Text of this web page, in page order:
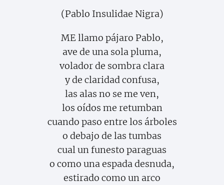
(Pablo Insulidae Nigra)
ME llamo pájaro Pablo,
ave de una sola pluma,
volador de sombra clara
y de claridad confusa,
las alas no se me ven,
los oídos me retumban
cuando paso entre los árboles
o debajo de las tumbas
cual un funesto paraguas
o como una espada desnuda,
estirado como un arco